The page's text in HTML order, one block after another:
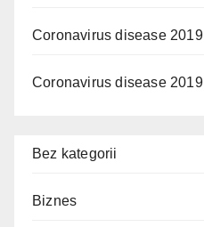
Coronavirus disease 2019
Coronavirus disease 2019
Bez kategorii
Biznes